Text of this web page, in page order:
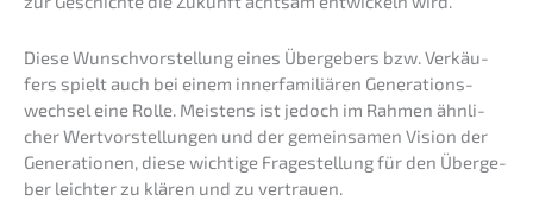
Diese Wunsch­vor­stel­lung eines Überge­bers bzw. Verkäu­
fers spielt auch bei einem inner­fa­mi­liä­ren Generations­
wechsel eine Rolle. Meistens ist jedoch im Rahmen ähnli­
cher Wertvor­stel­lun­gen und der gemein­sa­men Vision der
Genera­tio­nen, diese wichti­ge Frage­stel­lung für den Überge­
ber leich­ter zu klären und zu vertrauen.